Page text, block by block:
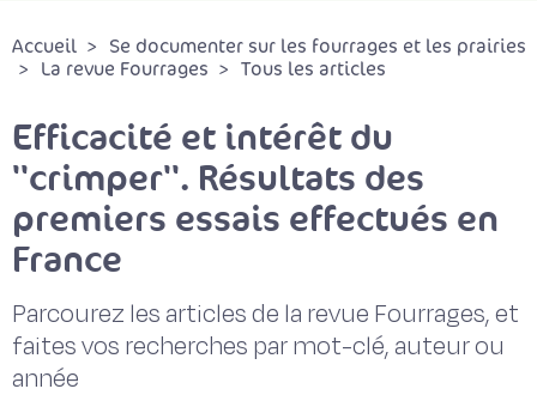
Accueil
Se documenter sur les fourrages et les prairies
La revue Fourrages
Tous les articles
Efficacité et intérêt du
''crimper''. Résultats des
premiers essais effectués en
France
Parcourez les articles de la revue Fourrages, et
faites vos recherches par mot-clé, auteur ou
année